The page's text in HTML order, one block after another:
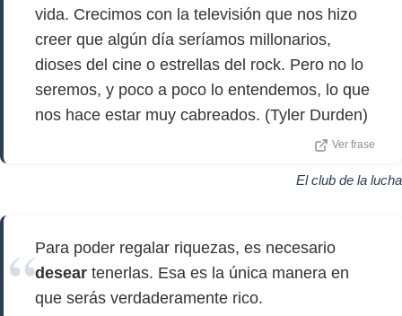
vida. Crecimos con la televisión que nos hizo
creer que algún día seríamos millonarios,
dioses del cine o estrellas del rock. Pero no lo
seremos, y poco a poco lo entendemos, lo que
nos hace estar muy cabreados. (Tyler Durden)
Ver frase
El club de la lucha
Para poder regalar riquezas, es necesario
desear tenerlas. Esa es la única manera en
que serás verdaderamente rico.